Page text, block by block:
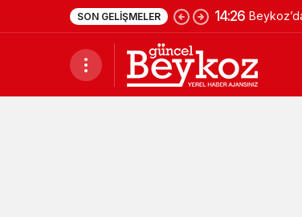
SON GELIŞMELER 14:26